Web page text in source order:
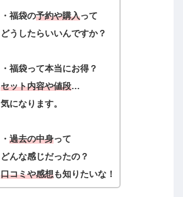
・福袋の予約や購入って
どうしたらいいんですか？
・福袋って本当にお得？
セット内容や値段…
気になります。
・ 過去の中身って
どんな感じだったの？
口コミや感想も知りたいな！